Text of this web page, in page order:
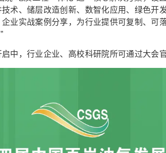
术、储层改造创新、数智化应用、绿色开
业实战案例分享，为行业提供可复制、可
中，行业企业、高校科研院所可通过大会